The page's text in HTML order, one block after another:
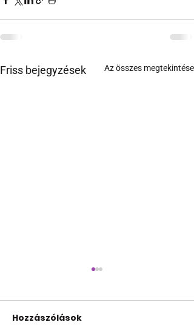
Friss bejegyzések Az összes megtekintése
Hozzászólások